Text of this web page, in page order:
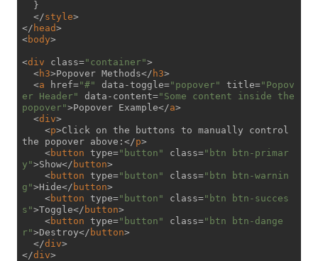
</style>
</ head>
<body>
<div class="container">
<h3>Popover Methods</ h3>
<a href="#" data-toggle="popover" title="Popov
er Header"
data-content="Some content inside the
popover">Popover Example</a>
<div>
<p>Click on the buttons to manually control
the popover above: </p>
<button type="button" class="btn btn-primar
y">Show</ button>
<button type="button" class="btn btn-warnin
g">Hide</ button>
<button type="button" class="btn btn-succes
s">Toggle</ button>
<button type="button" class="btn btn-dange
r">Destroy</ button>
</div>
</div>